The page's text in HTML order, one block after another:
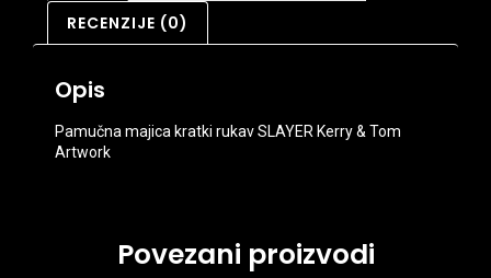
RECENZIJE (0)
Opis
Pamučna majica kratki rukav SLAYER Kerry & Tom
Artwork
Povezani proizvodi